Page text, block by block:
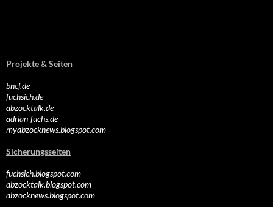
Projekte & Seiten
bncf.de
fuchsich.de
abzocktalk.de
adrian-fuchs.de
myabzocknews.blogspot.com
Sicherungsseiten
fuchsich.blogspot.com
abzocktalk.blogspot.com
abzocknews.blogspot.com